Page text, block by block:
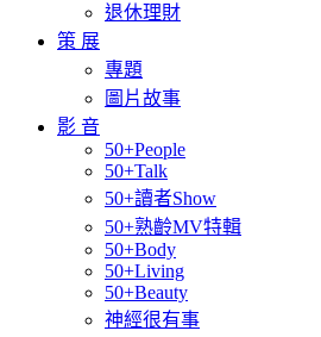
退休理財
策 展
專題
圖片故事
影 音
50+People
50+Talk
50+讀者Show
50+熟齡MV特輯
50+Body
50+Living
50+Beauty
神經很有事